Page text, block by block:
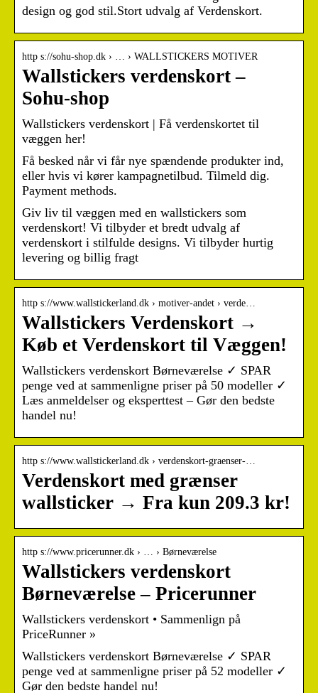
design og god stil.Stort udvalg af Verdenskort.
http s://sohu-shop.dk › … › WALLSTICKERS MOTIVER
Wallstickers verdenskort –
Sohu-shop
Wallstickers verdenskort | Få verdenskortet til
væggen her!
Få besked når vi får nye spændende produkter ind,
eller hvis vi kører kampagnetilbud. Tilmeld dig.
Payment methods.
Giv liv til væggen med en wallstickers som
verdenskort! Vi tilbyder et bredt udvalg af
verdenskort i stilfulde designs. Vi tilbyder hurtig
levering og billig fragt
http s://www.wallstickerland.dk › motiver-andet › verde…
Wallstickers Verdenskort →
Køb et Verdenskort til Væggen!
Wallstickers verdenskort Børneværelse ✓ SPAR
penge ved at sammenligne priser på 50 modeller ✓
Læs anmeldelser og eksperttest – Gør den bedste
handel nu!
http s://www.wallstickerland.dk › verdenskort-graenser-…
Verdenskort med grænser
wallsticker → Fra kun 209.3 kr!
http s://www.pricerunner.dk › … › Børneværelse
Wallstickers verdenskort
Børneværelse – Pricerunner
Wallstickers verdenskort • Sammenlign på
PriceRunner »
Wallstickers verdenskort Børneværelse ✓ SPAR
penge ved at sammenligne priser på 52 modeller ✓
Gør den bedste handel nu!